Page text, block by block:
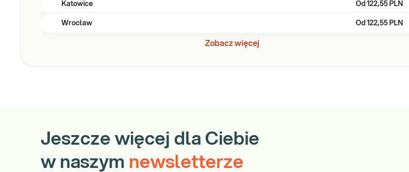
Katowice Od 122,55 PLN
Wrocław Od 122,55 PLN
Zobacz więcej
Jeszcze więcej dla Ciebie
w naszym newsletterze